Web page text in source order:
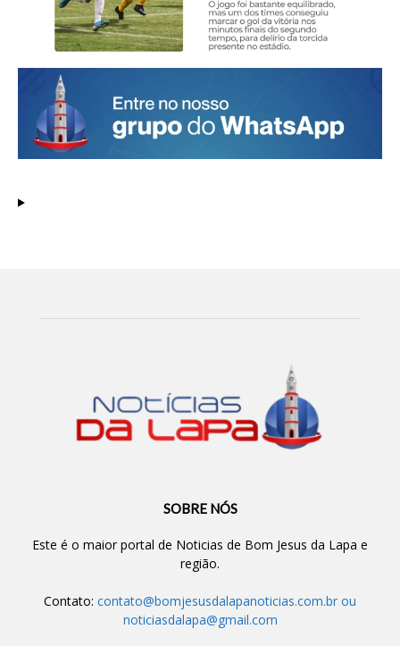
SOBRE NÓS
Este é o maior portal de Noticias de Bom Jesus da Lapa e
região.
Contato: contato@bomjesusdalapanoticias.com.br ou
noticiasdalapa@gmail.com